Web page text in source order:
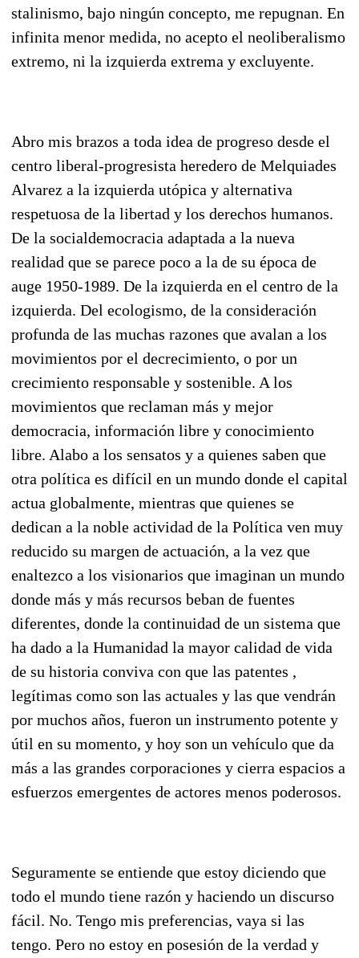
stalinismo, bajo ningún concepto, me repugnan. En
infinita menor medida, no acepto el neoliberalismo
extremo, ni la izquierda extrema y excluyente.
Abro mis brazos a toda idea de progreso desde el
centro liberal-progresista heredero de Melquiades
Alvarez a la izquierda utópica y alternativa
respetuosa de la libertad y los derechos humanos.
De la socialdemocracia adaptada a la nueva
realidad que se parece poco a la de su época de
auge 1950-1989. De la izquierda en el centro de la
izquierda. Del ecologismo, de la consideración
profunda de las muchas razones que avalan a los
movimientos por el decrecimiento, o por un
crecimiento responsable y sostenible. A los
movimientos que reclaman más y mejor
democracia, información libre y conocimiento
libre. Alabo a los sensatos y a quienes saben que
otra política es difícil en un mundo donde el capital
actua globalmente, mientras que quienes se
dedican a la noble actividad de la Política ven muy
reducido su margen de actuación, a la vez que
enaltezco a los visionarios que imaginan un mundo
donde más y más recursos beban de fuentes
diferentes, donde la continuidad de un sistema que
ha dado a la Humanidad la mayor calidad de vida
de su historia conviva con que las patentes ,
legítimas como son las actuales y las que vendrán
por muchos años, fueron un instrumento potente y
útil en su momento, y hoy son un vehículo que da
más a las grandes corporaciones y cierra espacios a
esfuerzos emergentes de actores menos poderosos.
Seguramente se entiende que estoy diciendo que
todo el mundo tiene razón y haciendo un discurso
fácil. No. Tengo mis preferencias, vaya si las
tengo. Pero no estoy en posesión de la verdad y